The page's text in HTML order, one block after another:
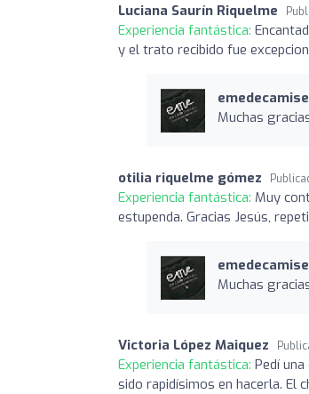
Luciana Saurín Riquelme
Experiencia fantástica:
y el trato recibido fue
Muchas
otilia riquelme gómez
Experiencia fantástica: Muy
estupenda. Gracias Jesús,
Muchas
Victoria López Maiquez
Experiencia fantástica: Pedí
sido rapidísimos en hacerla. El